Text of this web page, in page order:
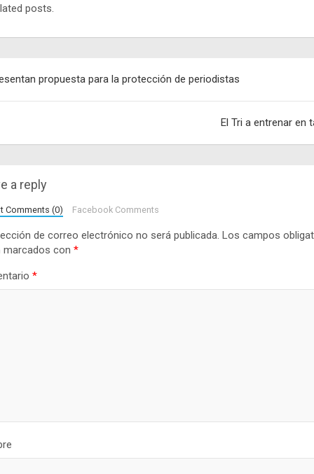
posts.
propuesta para la protección de periodistas
El Tri a entrenar en
a reply
Comments (0) Facebook Comments
de correo electrónico no será publicada. Los campos
marcados con *
*